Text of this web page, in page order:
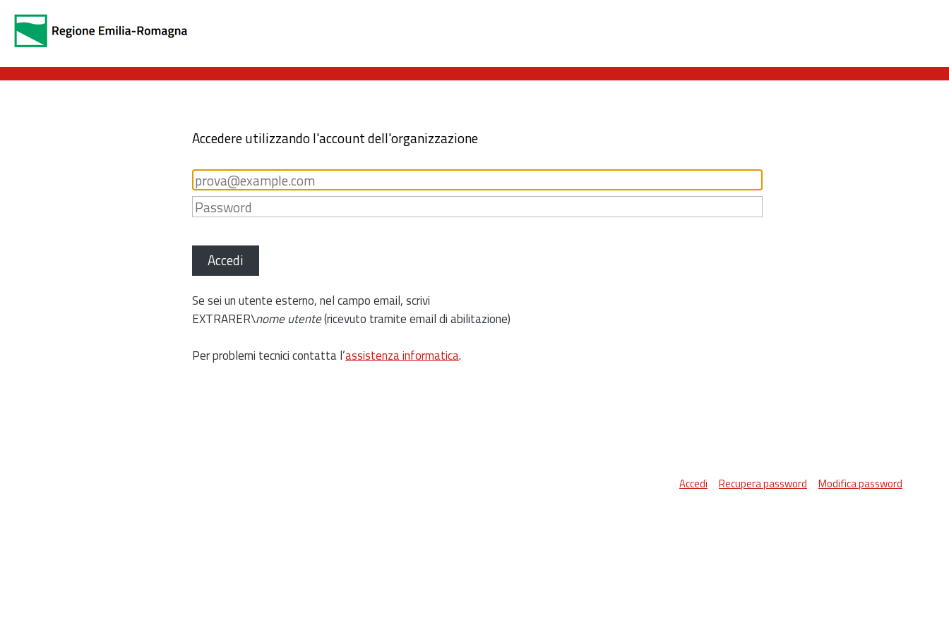
Accedere utilizzando l'account dell'organizzazione
Accedi
Se sei un utente esterno, nel campo email, scrivi
EXTRARER\nome utente(ricevuto tramite email di abilitazione)
Per problemi tecnici contatta l’assistenza informatica.
Accedi Recupera password Modifica password